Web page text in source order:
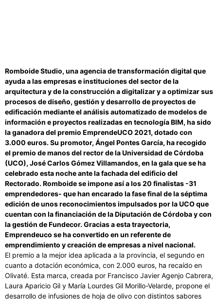
Romboide Studio, una agencia de transformación digital que
ayuda a las empresas e instituciones del sector de la
arquitectura y de la construcción a digitalizar y a optimizar sus
procesos de diseño, gestión y desarrollo de proyectos de
edificación mediante el análisis automatizado de modelos de
información e proyectos realizadas en tecnología BIM, ha sido
la ganadora del premio EmprendeUCO 2021, dotado con
3.000 euros. Su promotor, Ángel Pontes García, ha recogido
el premio de manos del rector de la Universidad de Córdoba
(UCO), José Carlos Gómez Villamandos, en la gala que se ha
celebrado esta noche ante la fachada del edificio del
Rectorado. Romboide se impone así a los 20 finalistas -31
emprendedores- que han encarado la fase final de la séptima
edición de unos reconocimientos impulsados por la UCO que
cuentan con la financiación de la Diputación de Córdoba y con
la gestión de Fundecor. Gracias a esta trayectoria,
Emprendeuco se ha convertido en un referente de
emprendimiento y creación de empresas a nivel nacional.
El premio a la mejor idea aplicada a la provincia, el segundo en
cuanto a dotación económica, con 2.000 euros, ha recaído en
Olivaté. Esta marca, creada por Francisco Javier Agenjo Cabrera,
Laura Aparicio Gil y María Lourdes Gil Morillo-Velarde, propone el
desarrollo de infusiones de hoja de olivo con distintos sabores